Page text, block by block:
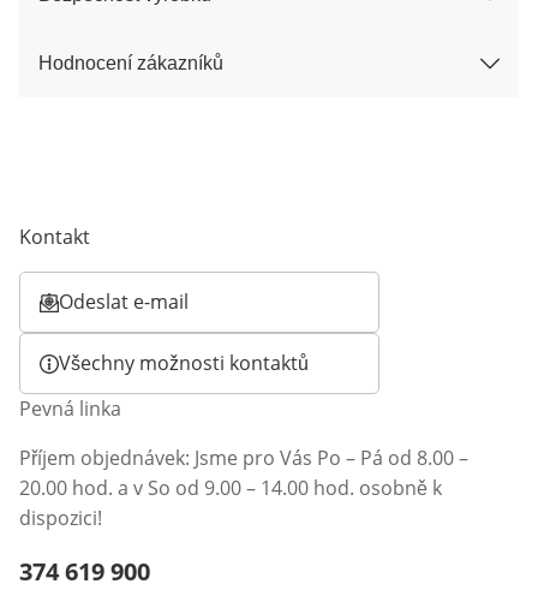
Hodnocení zákazníků
Kontakt
Odeslat e-mail
Otevírá e-mailového klienta
Všechny možnosti kontaktů
Pevná linka
Příjem objednávek: Jsme pro Vás Po – Pá od 8.00 –
20.00 hod. a v So od 9.00 – 14.00 hod. osobně k
dispozici!
Telefonní číslo:
374 619 900